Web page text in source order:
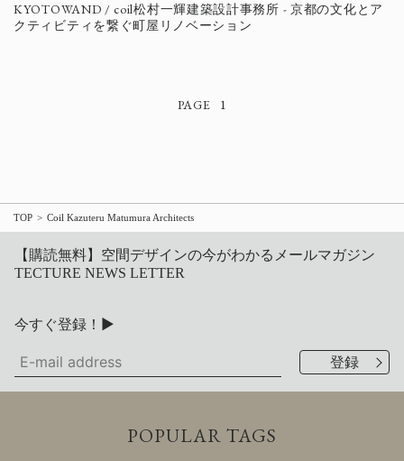
KYOTOWAND / coil松村一輝建築設計事務所 - 京都の文化とア
クティビティを繋ぐ町屋リノベーション
1
TOP Coil Kazuteru Matumura Architects
【購読無料】空間デザインの今がわかるメールマガジン
TECTURE NEWS LETTER
今すぐ登録！▶
POPULAR TAGS